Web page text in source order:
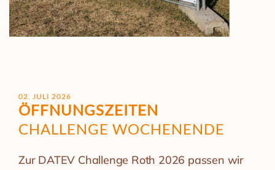
02. JULI 2026
ÖFFNUNGSZEITEN
CHALLENGE WOCHENENDE
Zur DATEV Challenge Roth 2026 passen wir